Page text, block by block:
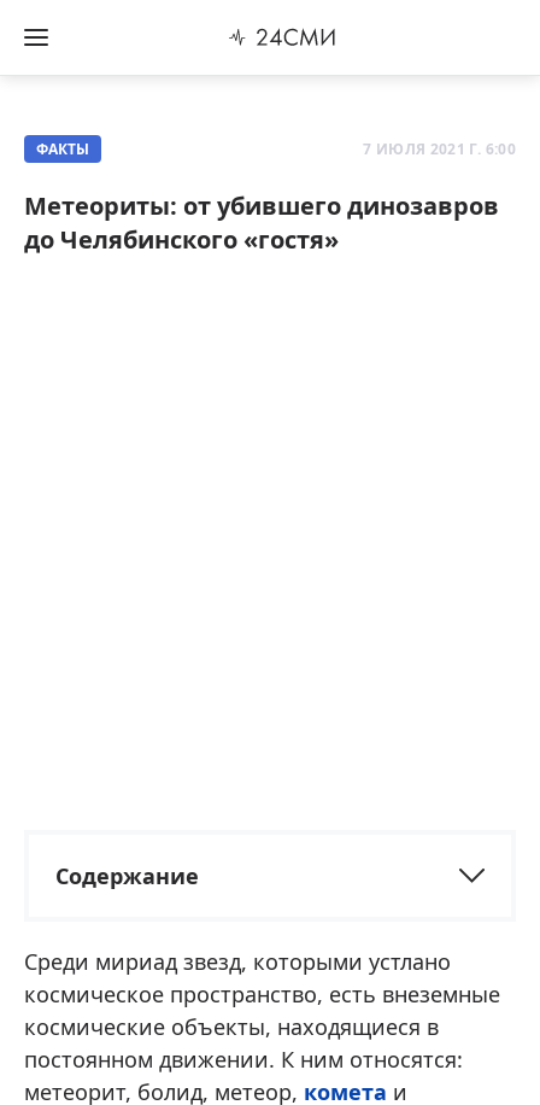
ФАКТЫ 7 ИЮЛЯ 2021 Г. 6:00
Метеориты: от убившего динозавров
до Челябинского «гостя»
Содержание
Среди мириад звезд, которыми устлано
космическое пространство, есть внеземные
космические объекты, находящиеся в
постоянном движении. К ним относятся:
метеорит, болид, метеор, комета и